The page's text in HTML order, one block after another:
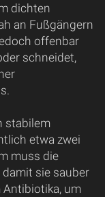
dichten
an Fußgängern
offenbar
schneidet,
stabilem
etwa zwei
muss die
sie sauber
Antibiotika, um